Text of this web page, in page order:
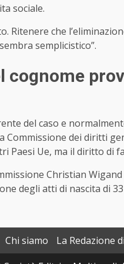
sociale.
Ritenere che
semplicistico”.
cognome
del caso e
Commissione dei diritti
Paesi Ue, ma il diritto di
Christian
degli atti di nascita di
Chi siamo La Redazione